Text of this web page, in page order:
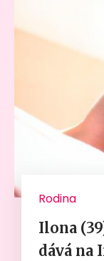
Rodina
Ilona
dává na